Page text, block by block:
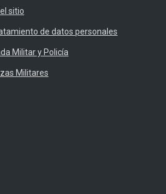
sitio
de datos personales
Militar y Policía
Militares